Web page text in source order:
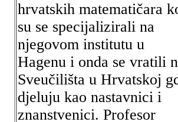
hrvatskih matematičara
su se specijalizirali na
njegovom institutu u
Hagenu i onda se vratili
Sveučilišta u Hrvatskoj
djeluju kao nastavnici i
znanstvenici. Profesor